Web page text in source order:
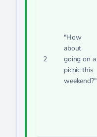
2
"How
about
going on a
picnic this
weekend?"